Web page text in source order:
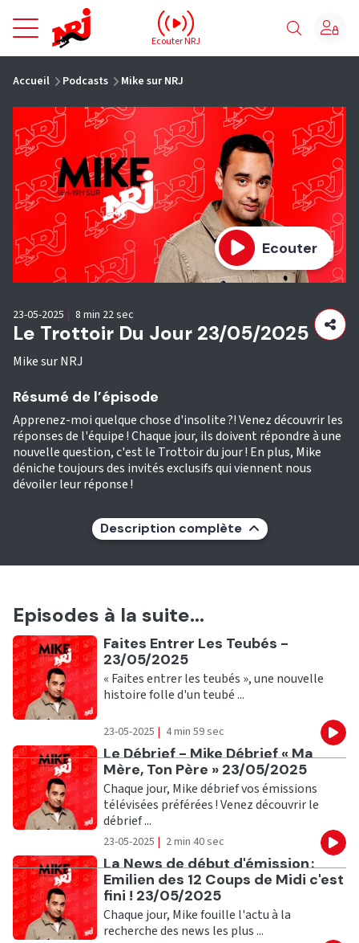
NRJ - Accueil
Ecouter NRJ
Accueil Podcasts Mike sur NRJ
Ecouter
Le Trottoir Du Jour 23/05/2025
Mike sur NRJ
23-05-2025 | 8 min 22 sec
Résumé de l’épisode
Apprenez-moi quelque chose d'insolite ?! Venez découvrir les
réponses de l'équipe ! Chaque jour, ils doivent répondre à une
nouvelle question, c'est le Trottoir du jour ! En plus, Mike
déniche toujours des invités exclusifs qui viennent nous
dévoiler leur réponse !
Description complète
Episodes à la suite...
Ecouter
Faites Entrer Les Teubés -
23/05/2025
« Faites entrer les teubés », une nouvelle
histoire folle d'un teubé ...
23-05-2025 | 4 min 59 sec
Ecouter
Le Débrief - Mike Débrief « Ma
Mère, Ton Père » 23/05/2025
Chaque jour, Mike débrief vos émissions
télévisées préférées ! Venez découvrir le
débrief ...
23-05-2025 | 2 min 40 sec
Ecouter
La News de début d'émission :
Emilien des 12 Coups de Midi c'est
fini ! 23/05/2025
Chaque jour, Mike fouille l'actu à la
recherche des news les plus ...